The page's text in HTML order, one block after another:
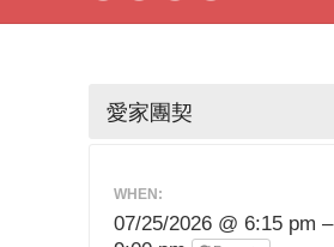
愛家團契
WHEN:
07/25/2026 @ 6:15 pm –